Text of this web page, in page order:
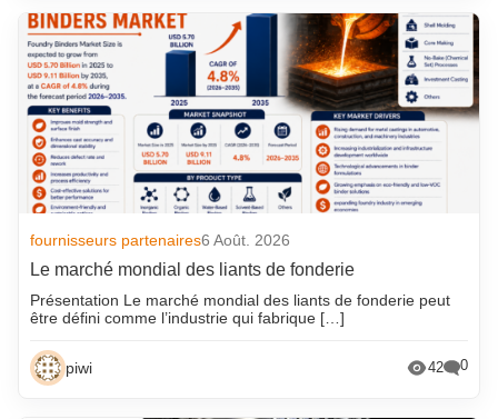
fournisseurs partenaires6 Août. 2026
Le marché mondial des liants de fonderie
Présentation Le marché mondial des liants de fonderie peut
être défini comme l’industrie qui fabrique […]
piwi 42 0